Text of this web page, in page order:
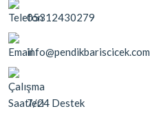
05312430279
info@pendikbariscicek.com
7/24 Destek